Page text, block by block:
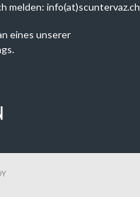
melden: info(at)scuntervaz.ch
eines unserer